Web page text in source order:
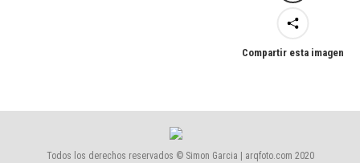
Compartir esta imagen
Todos los derechos reservados © Simon Garcia | arqfoto.com 2020